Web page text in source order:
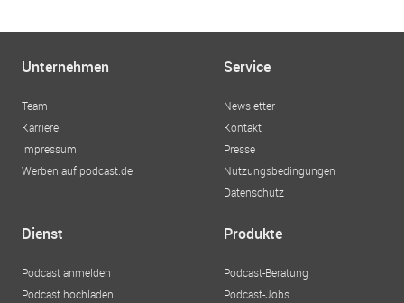
Unternehmen
Team
Karriere
Impressum
Werben auf podcast.de
Service
Newsletter
Kontakt
Presse
Nutzungsbedingungen
Datenschutz
Dienst
Podcast anmelden
Podcast hochladen
Produkte
Podcast-Beratung
Podcast-Jobs